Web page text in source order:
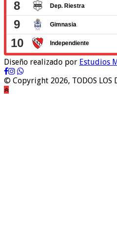
Diseño realizado por Estudios
© Copyright 2026, TODOS LOS